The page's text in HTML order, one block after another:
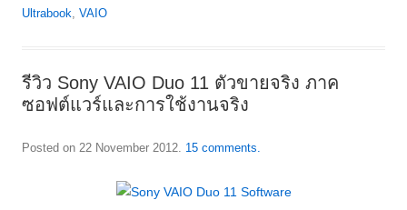
Ultrabook, VAIO
รีวิว Sony VAIO Duo 11 ตัวขายจริง ภาค
ซอฟต์แวร์และการใช้งานจริง
Posted on 22 November 2012. 15 comments.